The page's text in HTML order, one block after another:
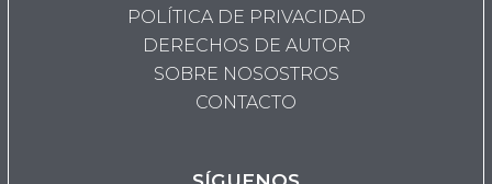
POLÍTICA DE PRIVACIDAD
DERECHOS DE AUTOR
SOBRE NOSOSTROS
CONTACTO